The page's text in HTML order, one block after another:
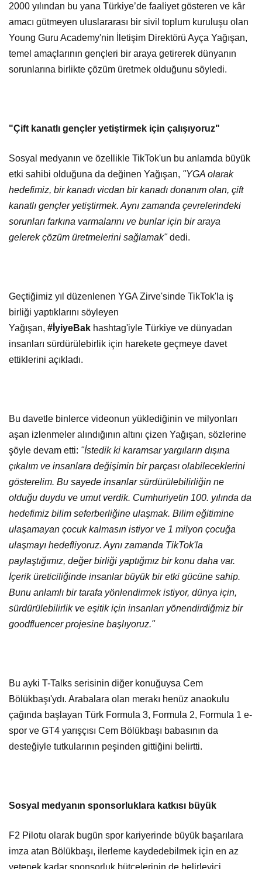
2000 yılından bu yana Türkiye’de faaliyet gösteren ve kâr
amacı gütmeyen uluslararası bir sivil toplum kuruluşu olan
Young Guru Academy'nin İletişim Direktörü Ayça Yağışan,
temel amaçlarının gençleri bir araya getirerek dünyanın
sorunlarına birlikte çözüm üretmek olduğunu söyledi.
"Çift kanatlı gençler yetiştirmek için çalışıyoruz"
Sosyal medyanın ve özellikle TikTok'un bu anlamda büyük
etki sahibi olduğuna da değinen Yağışan, "YGA olarak
hedefimiz, bir kanadı vicdan bir kanadı donanım olan, çift
kanatlı gençler yetiştirmek. Aynı zamanda çevrelerindeki
sorunları farkına varmalarını ve bunlar için bir araya
gelerek çözüm üretmelerini sağlamak"dedi.
Geçtiğimiz yıl düzenlenen YGA Zirve'sinde TikTok'la iş
birliği yaptıklarını söyleyen
Yağışan,#İyiyeBak hashtag'iyle Türkiye ve dünyadan
insanları sürdürülebirlik için harekete geçmeye davet
ettiklerini açıkladı.
Bu davetle binlerce videonun yüklediğinin ve milyonları
aşan izlenmeler alındığının altını çizen Yağışan, sözlerine
şöyle devam etti: "İstedik ki karamsar yargıların dışına
çıkalım ve insanlara değişimin bir parçası olabileceklerini
gösterelim. Bu sayede insanlar sürdürülebilirliğin ne
olduğu duydu ve umut verdik. Cumhuriyetin 100. yılında da
hedefimiz bilim seferberliğine ulaşmak. Bilim eğitimine
ulaşamayan çocuk kalmasın istiyor ve 1 milyon çocuğa
ulaşmayı hedefliyoruz. Aynı zamanda TikTok'la
paylaştığımız, değer birliği yaptığmız bir konu daha var.
İçerik üreticiliğinde insanlar büyük bir etki gücüne sahip.
Bunu anlamlı bir tarafa yönlendirmek istiyor, dünya için,
sürdürülebilirlik ve eşitik için insanları yönendirdiğmiz bir
goodfluencer projesine başlıyoruz."
Bu ayki T-Talks serisinin diğer konuğuysa Cem
Bölükbaşı'ydı. Arabalara olan merakı henüz anaokulu
çağında başlayan Türk Formula 3, Formula 2, Formula 1 e-
spor ve GT4 yarışçısı Cem Bölükbaşı babasının da
desteğiyle tutkularının peşinden gittiğini belirtti.
Sosyal medyanın sponsorluklara katkısı büyük
F2 Pilotu olarak bugün spor kariyerinde büyük başarılara
imza atan Bölükbaşı, ilerleme kaydedebilmek için en az
yetenek kadar sponsorluk bütçelerinin de belirleyici